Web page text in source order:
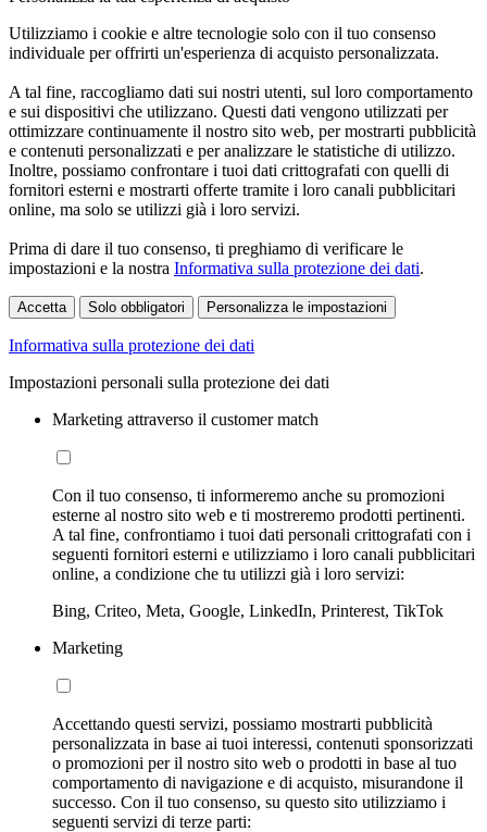
Utilizziamo i cookie e altre tecnologie solo con il tuo consenso
individuale per offrirti un'esperienza di acquisto personalizzata.
A tal fine, raccogliamo dati sui nostri utenti, sul loro comportamento
e sui dispositivi che utilizzano. Questi dati vengono utilizzati per
ottimizzare continuamente il nostro sito web, per mostrarti pubblicità
e contenuti personalizzati e per analizzare le statistiche di utilizzo.
Inoltre, possiamo confrontare i tuoi dati crittografati con quelli di
fornitori esterni e mostrarti offerte tramite i loro canali pubblicitari
online, ma solo se utilizzi già i loro servizi.
Prima di dare il tuo consenso, ti preghiamo di verificare le
impostazioni e la nostra Informativa sulla protezione dei dati.
Accetta Solo obbligatori Personalizza le impostazioni
Informativa sulla protezione dei dati
Impostazioni personali sulla protezione dei dati
Marketing attraverso il customer match
Con il tuo consenso, ti informeremo anche su promozioni
esterne al nostro sito web e ti mostreremo prodotti pertinenti.
A tal fine, confrontiamo i tuoi dati personali crittografati con i
seguenti fornitori esterni e utilizziamo i loro canali pubblicitari
online, a condizione che tu utilizzi già i loro servizi:
Bing, Criteo, Meta, Google, LinkedIn, Printerest, TikTok
Marketing
Accettando questi servizi, possiamo mostrarti pubblicità
personalizzata in base ai tuoi interessi, contenuti sponsorizzati
o promozioni per il nostro sito web o prodotti in base al tuo
comportamento di navigazione e di acquisto, misurandone il
successo. Con il tuo consenso, su questo sito utilizziamo i
seguenti servizi di terze parti: